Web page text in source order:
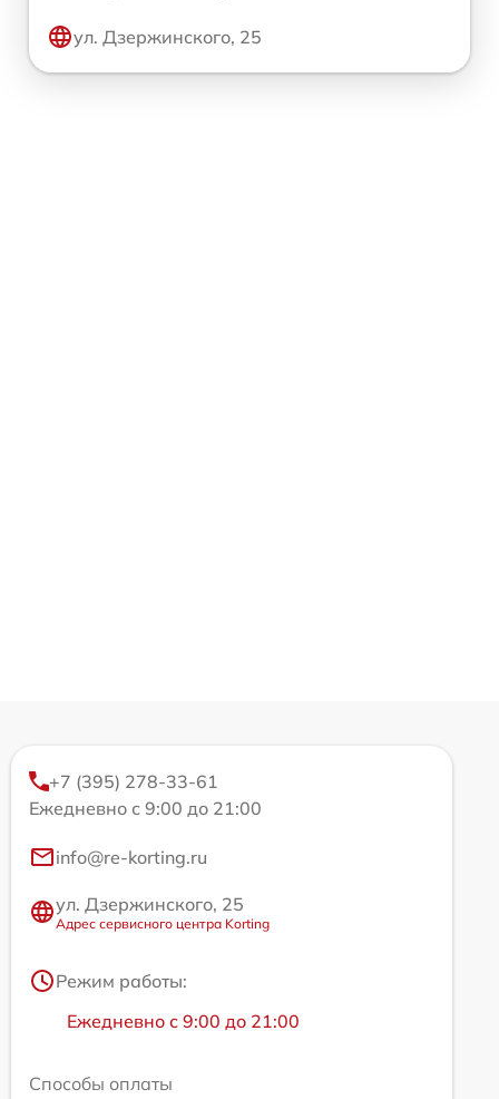
ул. Дзержинского, 25
+7 (395) 278-33-61
Ежедневно с 9:00 до 21:00
info@re-korting.ru
ул. Дзержинского, 25
Адрес сервисного центра Korting
Режим работы:
Ежедневно с 9:00 до 21:00
Способы оплаты